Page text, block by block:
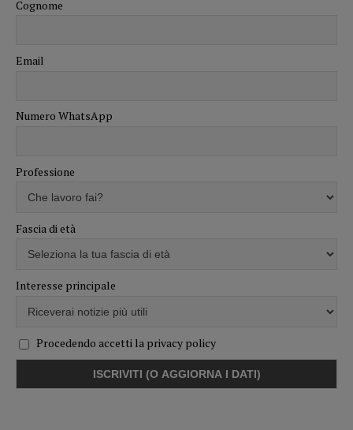
Cognome
Email
Numero WhatsApp
Professione
Fascia di età
Interesse principale
Procedendo accetti la privacy policy